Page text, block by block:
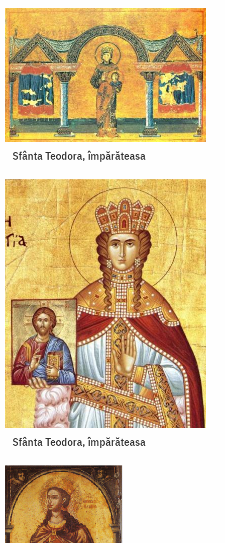
Sfânta Teodora, împărăteasa
Sfânta Teodora, împărăteasa